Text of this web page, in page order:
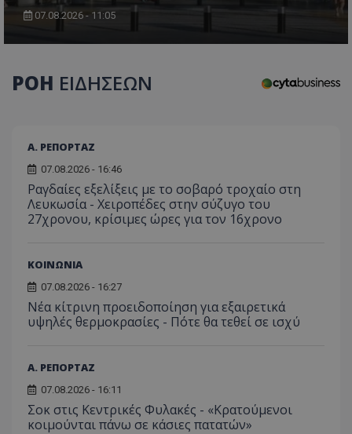
07.08.2026 - 11:05
ΡΟΗ ΕΙΔΗΣΕΩΝ
Α. ΡΕΠΟΡΤΑΖ
07.08.2026 - 16:46
Ραγδαίες εξελίξεις με το σοβαρό τροχαίο στη
Λευκωσία - Χειροπέδες στην σύζυγο του
27χρονου, κρίσιμες ώρες για τον 16χρονο
ΚΟΙΝΩΝΙΑ
07.08.2026 - 16:27
Νέα κίτρινη προειδοποίηση για εξαιρετικά
υψηλές θερμοκρασίες - Πότε θα τεθεί σε ισχύ
Α. ΡΕΠΟΡΤΑΖ
07.08.2026 - 16:11
Σοκ στις Κεντρικές Φυλακές - «Κρατούμενοι
κοιμούνται πάνω σε κάσιες πατατών»